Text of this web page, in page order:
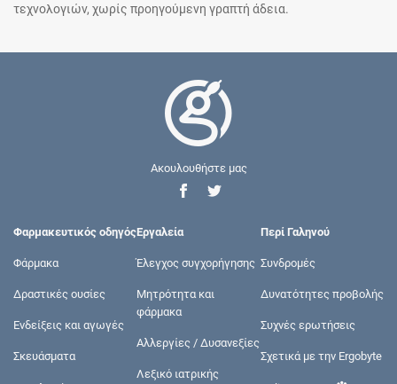
τεχνολογιών, χωρίς προηγούμενη γραπτή άδεια.
Ακουλουθήστε μας
Φαρμακευτικός οδηγός
Φάρμακα
Δραστικές ουσίες
Ενδείξεις και αγωγές
Σκευάσματα
Εργαλεία
Έλεγχος συγχορήγησης
Μητρότητα και
φάρμακα
Αλλεργίες / Δυσανεξίες
Λεξικό ιατρικής
Περί Γαληνού
Συνδρομές
Δυνατότητες προβολής
Συχνές ερωτήσεις
Σχετικά με την Ergobyte